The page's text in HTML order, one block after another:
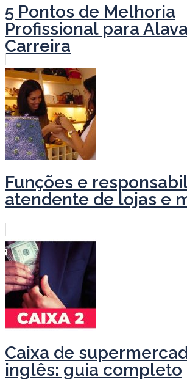
5 Pontos de Melhoria
Profissional para
Carreira
Funções e
atendente de lojas e
Caixa de
inglês: guia completo